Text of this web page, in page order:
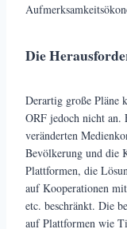
Die
Derartig große Pläne
ORF jedoch nicht
veränderten
Bevölkerung und die
Plattformen, die
auf Kooperationen
etc. beschränkt. Die
auf Plattformen wie